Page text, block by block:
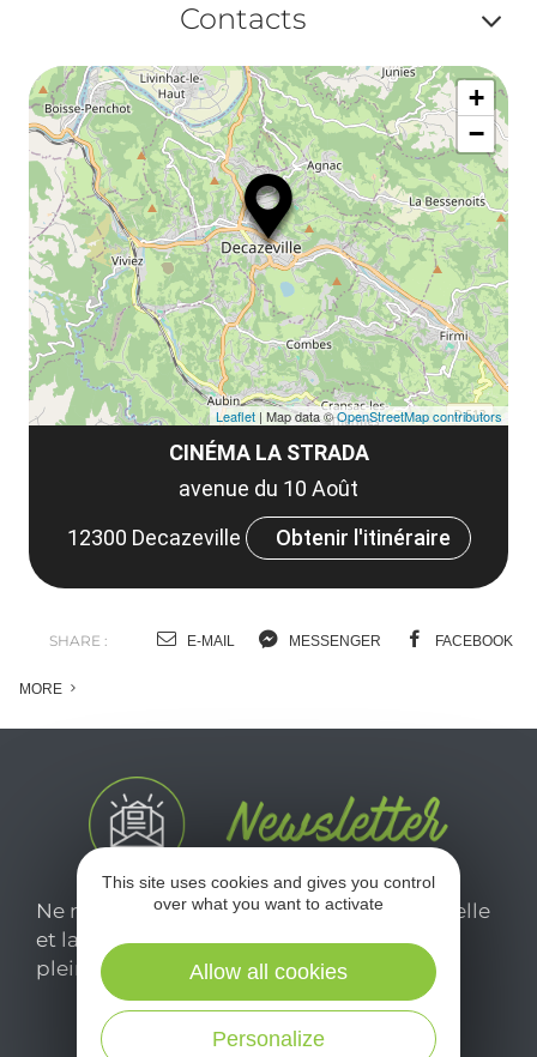
ou
Contacts
ou
CINÉMA LA STRADA
avenue du 10 Août
12300 Decazeville
Obtenir l'itinéraire
+
−
Leaflet | Map data ©OpenStreetMap contributors
SHARE : E-MAIL MESSENGER FACEBOOK
MORE
Ne manquez pas notre newsletter mensuelle
et laissez-vous inspirer pour profiter
pleinement de votre séjour en Aveyron.
This site uses cookies and gives you control
over what you want to activate
Personalize
Allow all cookies